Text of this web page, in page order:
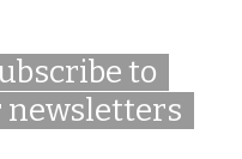
to
newsletters